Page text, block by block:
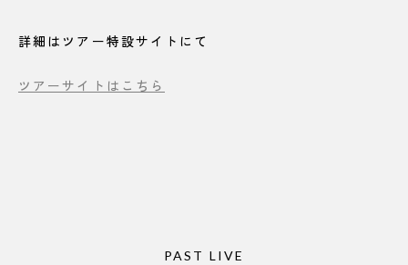
詳細はツアー特設サイトにて
ツアーサイトはこちら
PAST LIVE